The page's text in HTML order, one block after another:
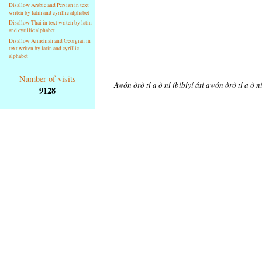
Disallow Arabic and Persian in text
writen by latin and cyrillic alphabet
Disallow Thai in text writen by latin
and cyrillic alphabet
Disallow Armenian and Georgian in
text writen by latin and cyrillic
alphabet
Number of visits
9128 Awón òrò tí a ò ní ibibíyí áti awón òrò tí a ò